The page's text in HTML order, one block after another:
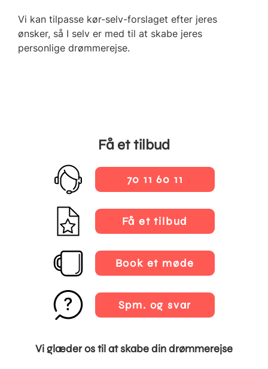
Vi kan tilpasse kør-selv-forslaget efter jeres
ønsker, så I selv er med til at skabe jeres
personlige drømmerejse.
Få et tilbud
70 11 60 11
Få et tilbud
Book et møde
Spm. og svar
Vi glæder os til at skabe din drømmerejse